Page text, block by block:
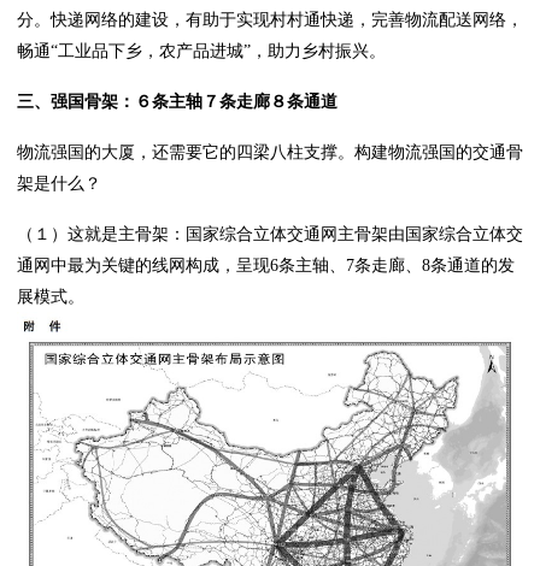
分。快递网络的建设，有助于实现村村通快递，完善物流配送网络，
畅通“工业品下乡，农产品进城”，助力乡村振兴。
三、强国骨架：６条主轴７条走廊８条通道
物流强国的大厦，还需要它的四梁八柱支撑。构建物流强国的交通骨
架是什么？
（１）这就是主骨架：国家综合立体交通网主骨架由国家综合立体交
通网中最为关键的线网构成，呈现6条主轴、7条走廊、8条通道的发
展模式。